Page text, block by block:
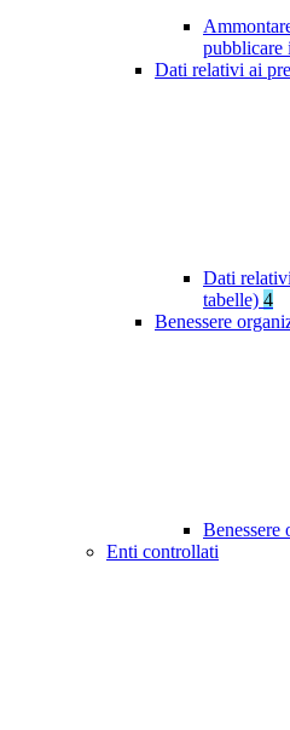
pubblicare
Dati relativi ai
Dati
tabelle) 4
Benessere
Benessere
Enti controllati